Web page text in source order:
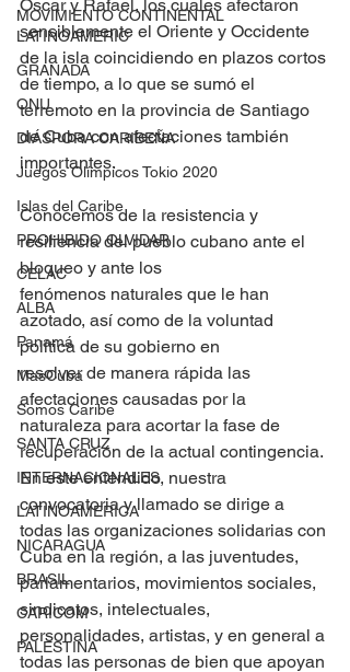
MOVIMIENTO CONTINENTAL
LATINOAMERIC
GRANADA
ONU
DIÁSPORA CARIBEÑA
Juegos Olímpicos Tokio 2020
Islas del Caribe
PROHIBIDO OLVIDAR
CELAC
ALBA
Panamá
MasCuba
Somos Caribe
SANTA CRUZ
INTERNACIONALES
LATINOAMERICA
NICARAGUA
BRASIL
CARICOM
PALESTINA
Oscar y Rafael, los cuales afectaron
sensiblemente el Oriente y Occidente
de la isla coincidiendo en plazos cortos
de tiempo, a lo que se sumó el
terremoto en la provincia de Santiago
de Cuba con afectaciones también
importantes.
Conocemos de la resistencia y
resiliencia del pueblo cubano ante el
bloqueo y ante los
fenómenos naturales que le han
azotado, así como de la voluntad
política de su gobierno en
resolver de manera rápida las
afectaciones causadas por la
naturaleza para acortar la fase de
recuperación de la actual contingencia.
En este entendido, nuestra
convocatoria y llamado se dirige a
todas las organizaciones solidarias con
Cuba en la región, a las juventudes,
parlamentarios, movimientos sociales,
sindicatos, intelectuales,
personalidades, artistas, y en general a
todas las personas de bien que apoyan